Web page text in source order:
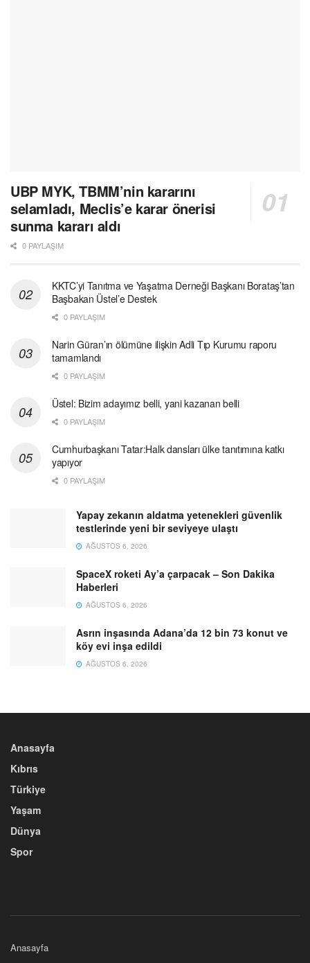
UBP MYK, TBMM’nin kararını
selamladı, Meclis’e karar önerisi
sunma kararı aldı
0 PAYLAŞIM
KKTC’yi Tanıtma ve Yaşatma Derneği Başkanı Borataş’tan
Başbakan Üstel’e Destek
0 PAYLAŞIM
Narin Güran’ın ölümüne ilişkin Adli Tıp Kurumu raporu
tamamlandı
0 PAYLAŞIM
Üstel: Bizim adayımız belli, yani kazanan belli
0 PAYLAŞIM
Cumhurbaşkanı Tatar:Halk dansları ülke tanıtımına katkı
yapıyor
0 PAYLAŞIM
Yapay zekanın aldatma yetenekleri güvenlik
testlerinde yeni bir seviyeye ulaştı
AĞUSTOS 6, 2026
SpaceX roketi Ay’a çarpacak – Son Dakika
Haberleri
AĞUSTOS 6, 2026
Asrın inşasında Adana’da 12 bin 73 konut ve
köy evi inşa edildi
AĞUSTOS 6, 2026
Anasayfa
Kıbrıs
Türkiye
Yaşam
Dünya
Spor
Anasayfa